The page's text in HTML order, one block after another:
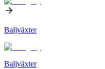
Baljväxter
Baljväxter